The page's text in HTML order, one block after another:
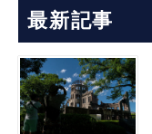
最新記事